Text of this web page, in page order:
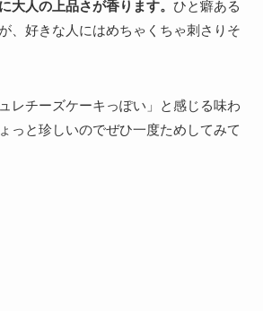
大人の上品さが香ります。 ひと癖ある
、好きな人にはめちゃくちゃ刺さりそ
レチーズケーキっぽい」と感じる味わ
っと珍しいのでぜひ一度ためしてみて